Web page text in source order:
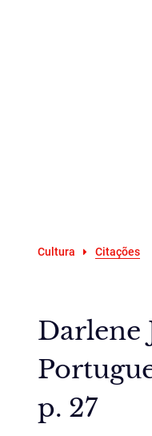
Cultura Citações
Darlene
p. 27